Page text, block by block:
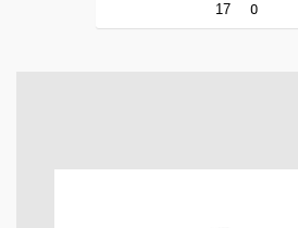
17 0